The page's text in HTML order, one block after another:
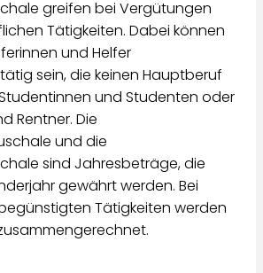
greifen bei Vergütungen
Tätigkeiten. Dabei können
und Helfer
sein, die keinen Hauptberuf
und Studenten oder
Rentner. Die
und die
sind Jahresbeträge, die
gewährt werden. Bei
Tätigkeiten werden